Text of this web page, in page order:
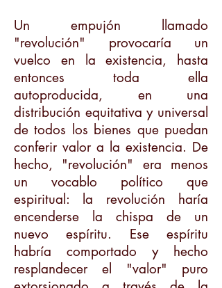
Un empujón llamado
"revolución" provocaría un
vuelco en la existencia, hasta
entonces toda ella
autoproducida, en una
distribución equitativa y universal
de todos los bienes que puedan
conferir valor a la existencia. De
hecho, "revolución" era menos
un vocablo político que
espiritual: la revolución haría
encenderse la chispa de un
nuevo espíritu. Ese espíritu
habría comportado y hecho
resplandecer el "valor" puro